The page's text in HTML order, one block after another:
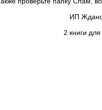
ИП
2 книги